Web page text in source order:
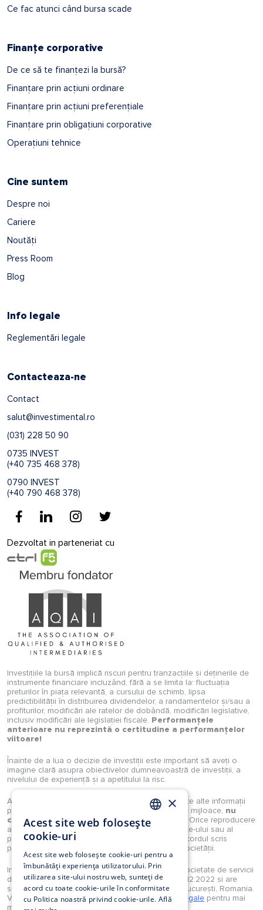
Ce fac atunci când bursa scade
Finanțe corporative
De ce să te finanțezi la bursă?
Finanțare prin acțiuni ordinare
Finanțare prin acțiuni preferențiale
Finanțare prin obligațiuni corporative
Operațiuni tehnice
Cine suntem
Despre noi
Cariere
Noutăți
Press Room
Blog
Info legale
Reglementări legale
Contacteaza-ne
Contact
salut@investimental.ro
(031) 228 50 90
0735 INVEST
(+40 735 468 378)
0790 INVEST
(+40 790 468 378)
Dezvoltat in parteneriat cu
Investițiile la bursă implică riscuri pentru tranzacțiile și deținerile de
instrumente financiare incluzând, fără a se limita la: fluctuația
preturilor în piața relevantă, a cursului de schimb, lipsa
predictibilității în distribuirea dividendelor, a randamentelor și/sau a
profiturilor, modificări ale ratelor de dobândă, modificări legislative,
inclusiv modificări ale legislației fiscale. Performanțele
anterioare nu reprezintă o certitudine a performanțelor
viitoare!
Înainte de a lua o decizie de investiții este important să aveți o
imagine clară asupra obiectivelor dumneavoastră de investiții, a
nivelului de experiență și a apetitului la risc.
Analizele, studiile, opiniile, știrile, prețurile sau orice alte informații
puse la dispoziție de Investimental S.A., prin orice mijloace, nu
constituie recomandări de tranzacționare
. Orice reproducere
a acestora sau a oricărui tip de conținut al website-ului sau al
portalului Investimental sunt strict interzise fără acordul scris
prealabil și explicit al unui reprezentant legal al societății.
Investimental S.A. este autorizată în calitate de societate de servicii
de investiții financiare prin Decizia ASF nr. 160/12.12.2022 si are
sediul in Strada Munții Tatra 4-10, et.2, sector 1, București, Romania.
Vă rugăm să consultați secțiuneaReglementari legale pentru mai
multe detalii.
ROMANIAN
×
Acest site web folosește
cookie-uri
Acest site web folosește cookie-uri pentru a
îmbunătăți experiența utilizatorului. Prin
utilizarea site-ului nostru web, sunteți de
acord cu toate cookie-urile în conformitate
cu Politica noastră privind cookie-urile. Află